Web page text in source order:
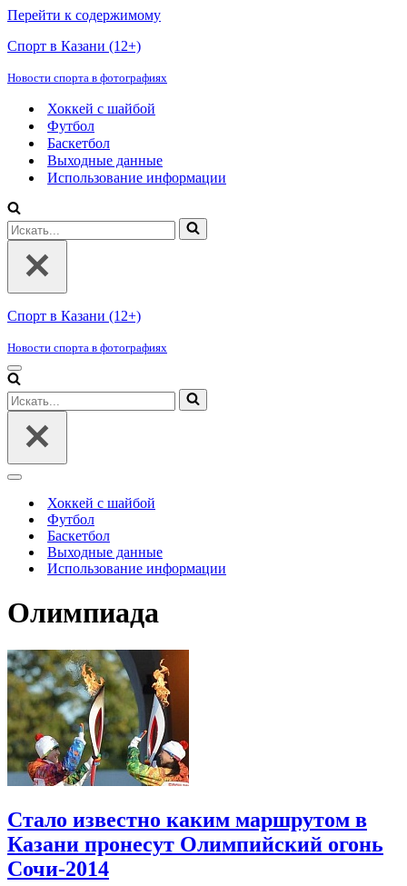
Перейти к содержимому
Спорт в Казани (12+)
Новости спорта в фотографиях
Хоккей с шайбой
Футбол
Баскетбол
Выходные данные
Использование информации
Искать...
Спорт в Казани (12+)
Новости спорта в фотографиях
Меню
навигации
Искать...
Меню
навигацииХоккей с шайбой
Футбол
Баскетбол
Выходные данные
Использование информации
Олимпиада
Стало известно каким маршрутом в
Казани пронесут Олимпийский огонь
Сочи-2014